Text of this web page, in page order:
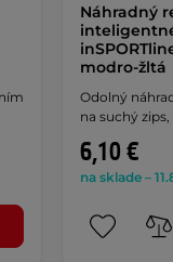
Náhradný
modro-žltá
Odolný
na suchý
6,10 €
na sklade –